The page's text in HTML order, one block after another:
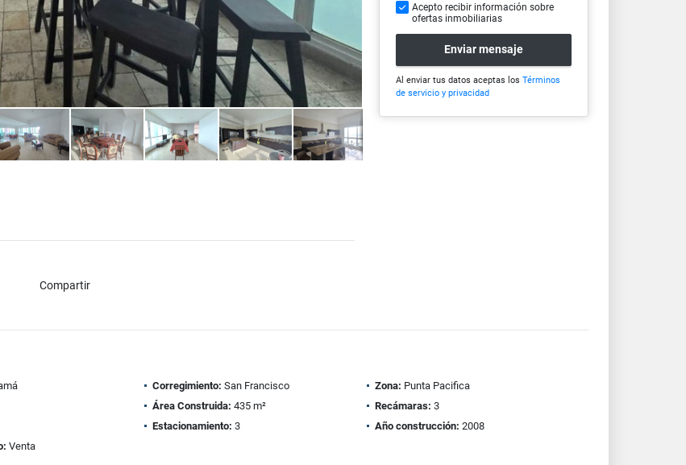
Compartir
Acepto recibir información sobre
ofertas inmobiliarias
Enviar mensaje
Al enviar tus datos aceptas los Términos
de servicio y privacidad
Corregimiento: San Francisco Zona: Punta Pacifica
Área Construida: 435 m² Recámaras: 3
Estacionamiento: 3 Año construcción: 2008
Venta